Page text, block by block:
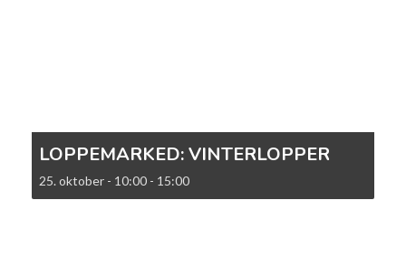
LOPPEMARKED: VINTERLOPPER
25. oktober - 10:00 - 15:00